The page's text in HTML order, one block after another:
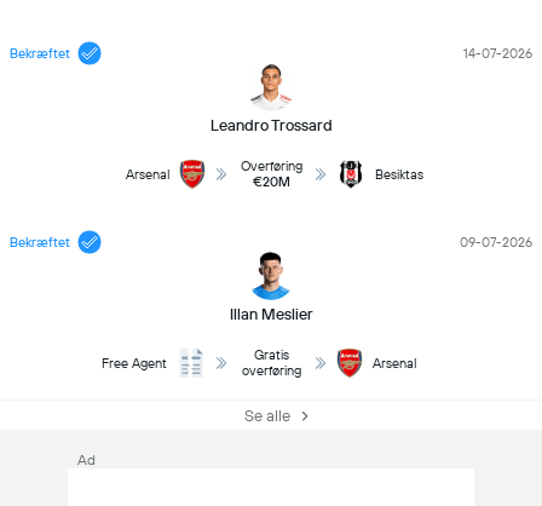
Bekræftet
Leandro Trossard
14-07-2026
Arsenal
Overføring
€20M
Besiktas
Bekræftet
Illan Meslier
09-07-2026
Free Agent
Gratis
overføring
Arsenal
Se alle
Ad